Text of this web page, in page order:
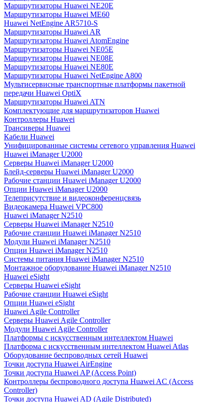
Маршрутизаторы Huawei NE20E
Маршрутизаторы Huawei ME60
Huawei NetEngine AR5710-S
Маршрутизаторы Huawei AR
Маршрутизаторы Huawei AtomEngine
Маршрутизаторы Huawei NE05E
Маршрутизаторы Huawei NE08E
Маршрутизаторы Huawei NE80E
Маршрутизаторы Huawei NetEngine A800
Мультисервисные транспортные платформы пакетной
передачи Huawei OptiX
Маршрутизаторы Huawei ATN
Комплектующие для маршрутизаторов Huawei
Контроллеры Huawei
Трансиверы Huawei
Кабели Huawei
Унифицированные системы сетевого управления Huawei
Huawei iManager U2000
Серверы Huawei iManager U2000
Блейд-серверы Huawei iManager U2000
Рабочие станции Huawei iManager U2000
Опции Huawei iManager U2000
Телеприсутствие и видеоконференцсвязь
Видеокамера Huawei VPC800
Huawei iManager N2510
Серверы Huawei iManager N2510
Рабочие станции Huawei iManager N2510
Модули Huawei iManager N2510
Опции Huawei iManager N2510
Системы питания Huawei iManager N2510
Монтажное оборудование Huawei iManager N2510
Huawei eSight
Серверы Huawei eSight
Рабочие станции Huawei eSight
Опции Huawei eSight
Huawei Agile Controller
Серверы Huawei Agile Controller
Модули Huawei Agile Controller
Платформы с искусственным интеллектом Huawei
Платформа с искусственным интеллектом Huawei Atlas
Оборудование беспроводных сетей Huawei
Точки доступа Huawei AirEngine
Точки доступа Huawei AP (Access Point)
Контроллеры беспроводного доступа Huawei AC (Access
Controller)
Точки доступа Huawei AD (Agile Distributed)